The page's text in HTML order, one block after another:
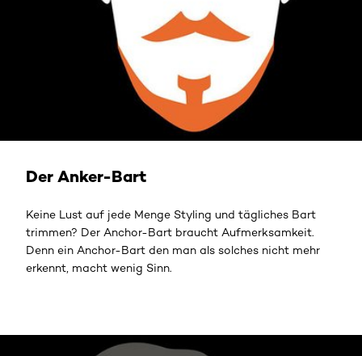
Der Anker-Bart
Keine Lust auf jede Menge Styling und tägliches Bart
trimmen? Der Anchor-Bart braucht Aufmerksamkeit.
Denn ein Anchor-Bart den man als solches nicht mehr
erkennt, macht wenig Sinn.